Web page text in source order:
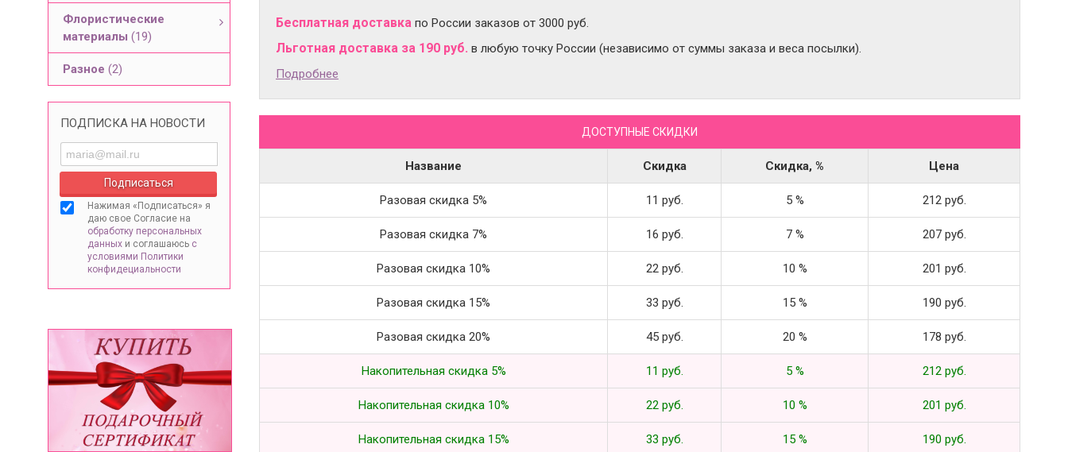
Флористические
материалы (19)
Разное (2)
ПОДПИСКА НА НОВОСТИ
Нажимая «Подписаться» я
даю свое Согласие на
обработку персональных
данных и соглашаюсь с
условиями Политики
конфидециальности
Бесплатная доставка по России заказов от 3000 руб.
Льготная доставка за 190 руб. в любую точку России (независимо от суммы заказа и веса посылки).
Подробнее
ДОСТУПНЫЕ СКИДКИ
Название Скидка Скидка, % Цена
Разовая скидка 5% 11 руб. 5 % 212 руб.
Разовая скидка 7% 16 руб. 7 % 207 руб.
Разовая скидка 10% 22 руб. 10 % 201 руб.
Разовая скидка 15% 33 руб. 15 % 190 руб.
Разовая скидка 20% 45 руб. 20 % 178 руб.
Накопительная скидка 5% 11 руб. 5 % 212 руб.
Накопительная скидка 10% 22 руб. 10 % 201 руб.
Накопительная скидка 15% 33 руб. 15 % 190 руб.